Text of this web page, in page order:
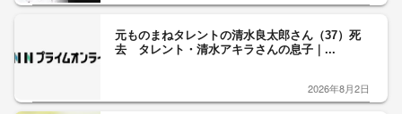
元ものまねタレントの清水良太郎さん（37）死
去 タレント・清水アキラさんの息子｜...
2026年8月2日